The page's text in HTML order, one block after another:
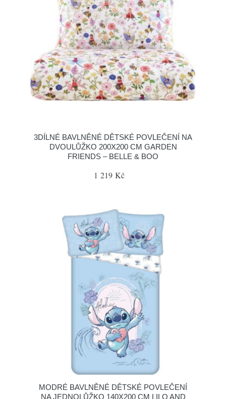
3DÍLNÉ BAVLNĚNÉ DĚTSKÉ POVLEČENÍ NA
DVOULŮŽKO 200X200 CM GARDEN
FRIENDS – BELLE & BOO
1 219 Kč
MODRÉ BAVLNĚNÉ DĚTSKÉ POVLEČENÍ
NA JEDNOLŮŽKO 140X200 CM LILO AND